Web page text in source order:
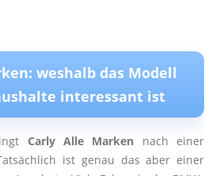
weshalb das Modell
interessant ist
Carly Alle Marken nach einer
ist genau das aber einer